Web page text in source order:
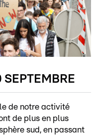
SEPTEMBRE
de notre activité
de plus en plus
sud, en passant